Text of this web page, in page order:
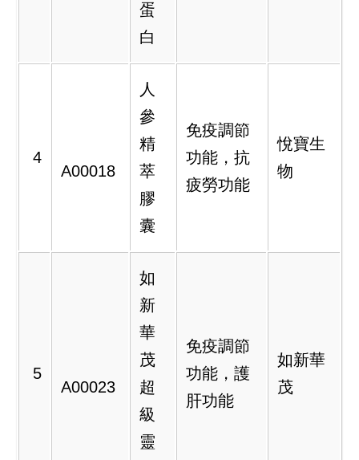
蛋
白
4
A00018
人
參
精
萃
膠
囊
免疫調節
功能，抗
疲勞功能
悅寶生
物
5
A00023
如
新
華
茂
超
級
靈
免疫調節
功能，護
肝功能
如新華
茂